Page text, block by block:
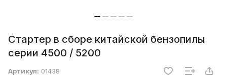
Стартер в сборе китайской бензопилы
серии 4500 / 5200
Артикул: 01438